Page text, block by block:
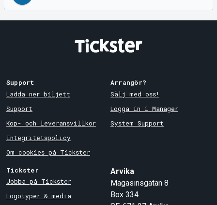
Support
Ladda ner biljett
Support
Köp- och leveransvillkor
Integritetspolicy
Om cookies på Tickster
Arrangör?
Sälj med oss!
Logga in i Manager
System Support
Tickster
Jobba på Tickster
Logotyper & media
Arvika
Magasinsgatan 8
Box 334